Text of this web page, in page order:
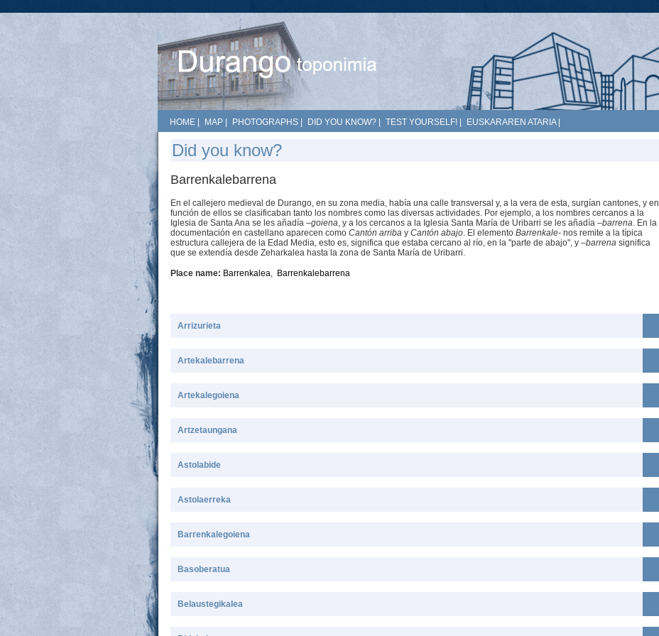
HOME MAP PHOTOGRAPHS DID YOU KNOW? TEST YOURSELF! EUSKARAREN ATARIA|
Did you know?
Barrenkalebarrena
En el callejero medieval de Durango, en su zona media, había una calle transversal y, a la vera de esta, surgían cantones, y en
función de ellos se clasificaban tanto los nombres como las diversas actividades. Por ejemplo, a los nombres cercanos a la
Iglesia de Santa Ana se les añadía –goiena, y a los cercanos a la Iglesia Santa María de Uribarri se les añadía –barrena. En la
documentación en castellano aparecen como Cantón arriba y Cantón abajo. El elemento Barrenkale- nos remite a la típica
estructura callejera de la Edad Media, esto es, significa que estaba cercano al río, en la "parte de abajo", y –barrena significa
que se extendía desde Zeharkalea hasta la zona de Santa María de Uribarri.
Place name: Barrenkalea, Barrenkalebarrena
Arrizurieta
Artekalebarrena
Artekalegoiena
Artzetaungana
Astolabide
Astolaerreka
Barrenkalegoiena
Basoberatua
Belaustegikalea